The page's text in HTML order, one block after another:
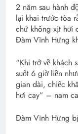
2 năm sau hành
lại khai trước tòa
chứ không xịt hơi
Đàm Vĩnh Hưng
“Khi trở về khách
suốt 6 giờ liền
gian dài, chiếc
hơi cay” – nam
Đàm Vĩnh Hưng